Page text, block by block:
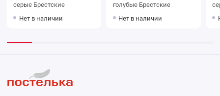
серые Брестские
Нет в наличии
голубые Брестские
Нет в наличии